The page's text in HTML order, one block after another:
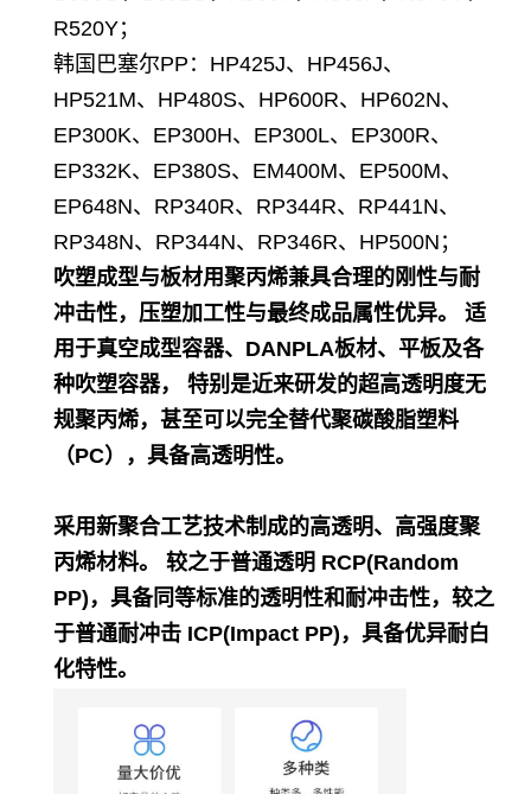
R520Y；
韩国巴塞尔PP：HP425J、HP456J、
HP521M、HP480S、HP600R、HP602N、
EP300K、EP300H、EP300L、EP300R、
EP332K、EP380S、EM400M、EP500M、
EP648N、RP340R、RP344R、RP441N、
RP348N、RP344N、RP346R、HP500N；
吹塑成型与板材用聚丙烯兼具合理的刚性与耐
冲击性，压塑加工性与最终成品属性优异。 适
用于真空成型容器、DANPLA板材、平板及各
种吹塑容器， 特别是近来研发的超高透明度无
规聚丙烯，甚至可以完全替代聚碳酸脂塑料
（PC），具备高透明性。
采用新聚合工艺技术制成的高透明、高强度聚
丙烯材料。 较之于普通透明 RCP(Random
PP)，具备同等标准的透明性和耐冲击性，较之
于普通耐冲击 ICP(Impact PP)，具备优异耐白
化特性。